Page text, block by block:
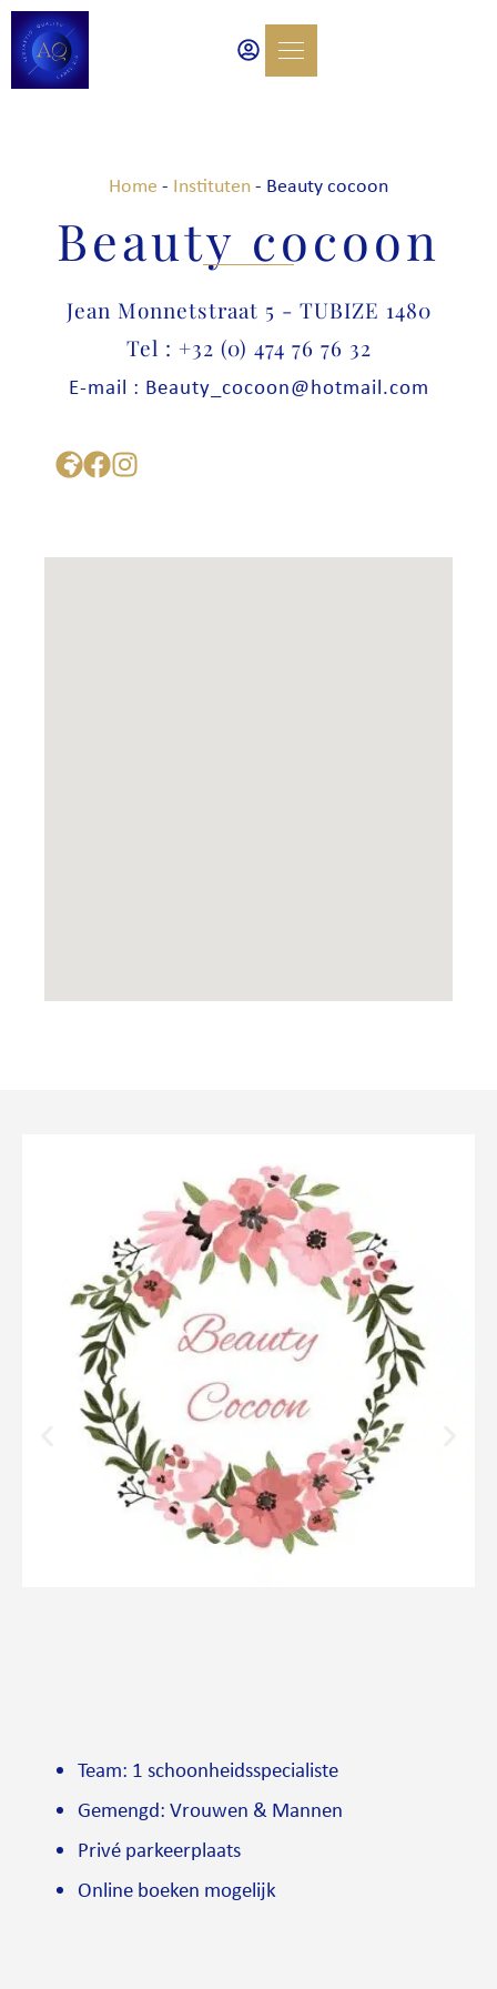
Home - Instituten- Beauty cocoon
Beauty cocoon
Jean Monnetstraat 5 - TUBIZE 1480
Tel : +32 (0) 474 76 76 32
E-mail : Beauty_cocoon@hotmail.com
Team: 1 schoonheidsspecialiste
Gemengd: Vrouwen & Mannen
Privé parkeerplaats
Online boeken mogelijk